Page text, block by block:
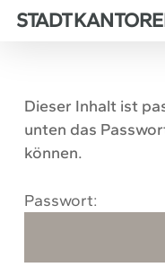
Skip
Dieser Inhalt ist
unten das
können.
Passwort: